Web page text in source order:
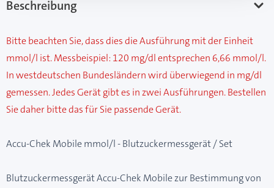
Beschreibung
Bitte beachten Sie, dass dies die Ausführung mit der Einheit
mmol/l ist. Messbeispiel: 120 mg/dl entsprechen 6,66 mmol/l.
In westdeutschen Bundesländern wird überwiegend in mg/dl
gemessen. Jedes Gerät gibt es in zwei Ausführungen. Bestellen
Sie daher bitte das für Sie passende Gerät.
Accu-Chek Mobile mmol/l - Blutzuckermessgerät / Set
Blutzuckermessgerät Accu-Chek Mobile zur Bestimmung von